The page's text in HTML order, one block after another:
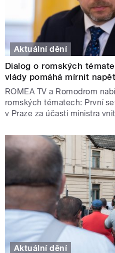
Aktuální dění
Dialog o romských
vlády pomáhá mírnit
ROMEA TV a Romodrom
romských tématech: První
v Praze za účasti ministra
Aktuální dění